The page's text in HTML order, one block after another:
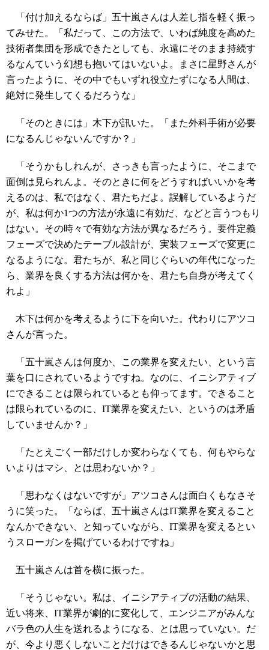
「付け加えるならば」五十嵐さんは人差し指を軽く振っ
てみせた。「私だって、この方法で、いわば純度を高めた
技術者集団を形成できたとしても、永遠にそのまま持続す
るなんていう幻想も抱いてはいないよ。まさに星野さんが
言ったように、その中でもいずれ役立たずになる人間は、
絶対に発生してくるだろうな」
「そのときには」木下が訊いた。「また外科手術が必要
になるんじゃないんですか？」
「そうかもしれんが、さっきも言ったように、そこまで
面倒は見られんよ。そのときに何をどうすればいいかを考
えるのは、私ではなく、君たちだよ。誤解しているようだ
が、私は何か1つの方法が永遠に有効だ、などと言うつもり
はない。その時々で有効な方法が異なるだろう。要件定義
フェーズで決めたテーブル設計が、実装フェーズで変更に
なるようにな。君たちが、私と同じぐらいの年代になった
ら、業界を良くする方法は何かを、君たち自身が考えてく
れよ」
木下は何かを考えるように下を向いた。代わりにアツコ
さんが言った。
「五十嵐さんは何度か、この業界を変えたい、という言
葉を口にされているようですね。なのに、イニシアティブ
にできることは限られているとも仰ってます。できること
は限られているのに、IT業界を変えたい、というのは矛盾
していませんか？」
「たとえごく一部だけしか変わらなくても、何もやらな
いよりはマシ、とは思わないか？」
「思わなくはないですが」アツコさんは面白くもなさそ
うに笑った。「ならば、五十嵐さんはIT業界を変えること
なんかできない、と知っていながら、IT業界を変えるとい
うスローガンを掲げているわけですね」
五十嵐さんは首を横に振った。
「そうじゃない。私は、イニシアティブの活動の結果、
近い将来、IT業界が劇的に変化して、エンジニアがみんな
バラ色の人生を送れるようになる、とは思っていない。だ
が、今より悪くしないことだけはできるんじゃないかと思